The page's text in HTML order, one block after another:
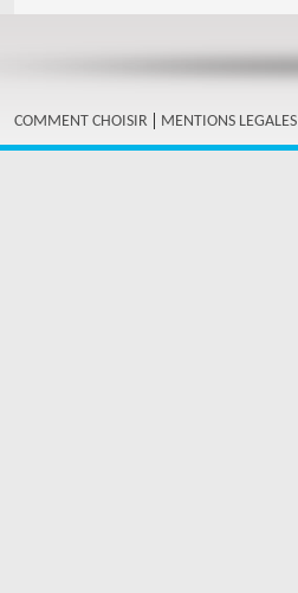
COMMENT CHOISIR | MENTIONS LEGALES